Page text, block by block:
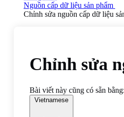
Nguồn cấp dữ liệu sản phẩm
Chỉnh sửa nguồn cấp dữ liệu
Chỉnh sửa
Bài viết này cũng có sẵn bằng:
Vietnamese